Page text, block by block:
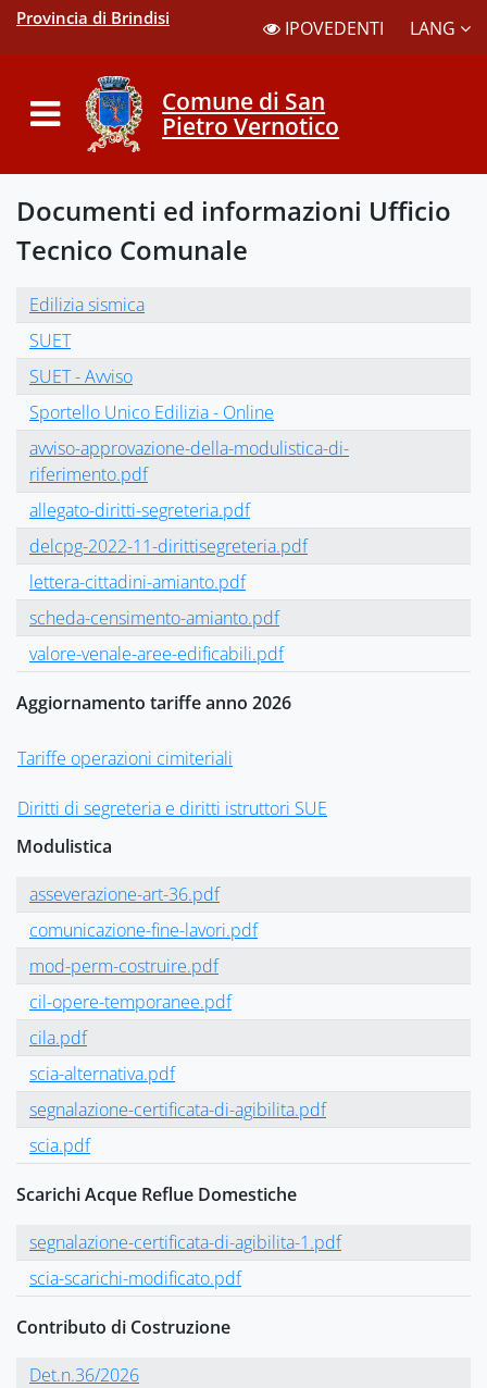
Provincia di Brindisi IPOVEDENTI LANG
Comune di San
Pietro Vernotico
Documenti ed informazioni Ufficio
Tecnico Comunale
Edilizia sismica
SUET
SUET - Avviso
Sportello Unico Edilizia - Online
avviso-approvazione-della-modulistica-di-
riferimento.pdf
allegato-diritti-segreteria.pdf
delcpg-2022-11-dirittisegreteria.pdf
lettera-cittadini-amianto.pdf
scheda-censimento-amianto.pdf
valore-venale-aree-edificabili.pdf
Aggiornamento tariffe anno 2026
Tariffe operazioni cimiteriali
Diritti di segreteria e diritti istruttori SUE
Modulistica
asseverazione-art-36.pdf
comunicazione-fine-lavori.pdf
mod-perm-costruire.pdf
cil-opere-temporanee.pdf
cila.pdf
scia-alternativa.pdf
segnalazione-certificata-di-agibilita.pdf
scia.pdf
Scarichi Acque Reflue Domestiche
segnalazione-certificata-di-agibilita-1.pdf
scia-scarichi-modificato.pdf
Contributo di Costruzione
Det.n.36/2026